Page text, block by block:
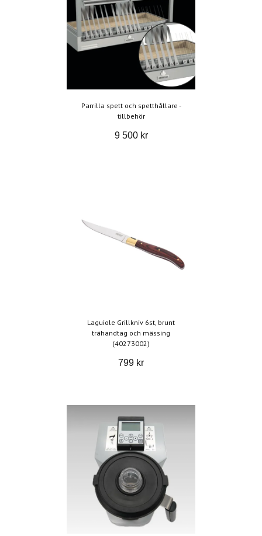
Parrilla spett och spetthållare -
tillbehör
9 500 kr
Laguiole Grillkniv 6st, brunt
trähandtag och mässing
(40273002)
799 kr